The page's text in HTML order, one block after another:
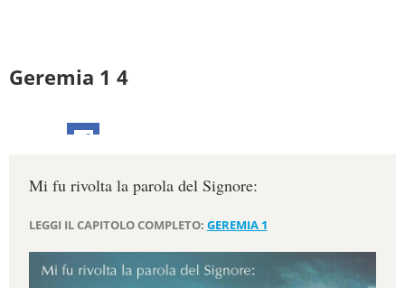
Geremia 1 4
Mi fu rivolta la parola del Signore:
LEGGI IL CAPITOLO COMPLETO: GEREMIA 1